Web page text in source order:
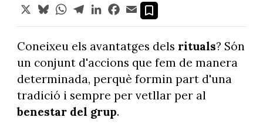
X BlueskyWhatsApp
TelegramLinkedInFacebook
Email
Coneixeu els avantatges dels rituals? Són
un conjunt d'accions que fem de manera
determinada, perquè formin part d'una
tradició i sempre per vetllar per al
benestar del grup.